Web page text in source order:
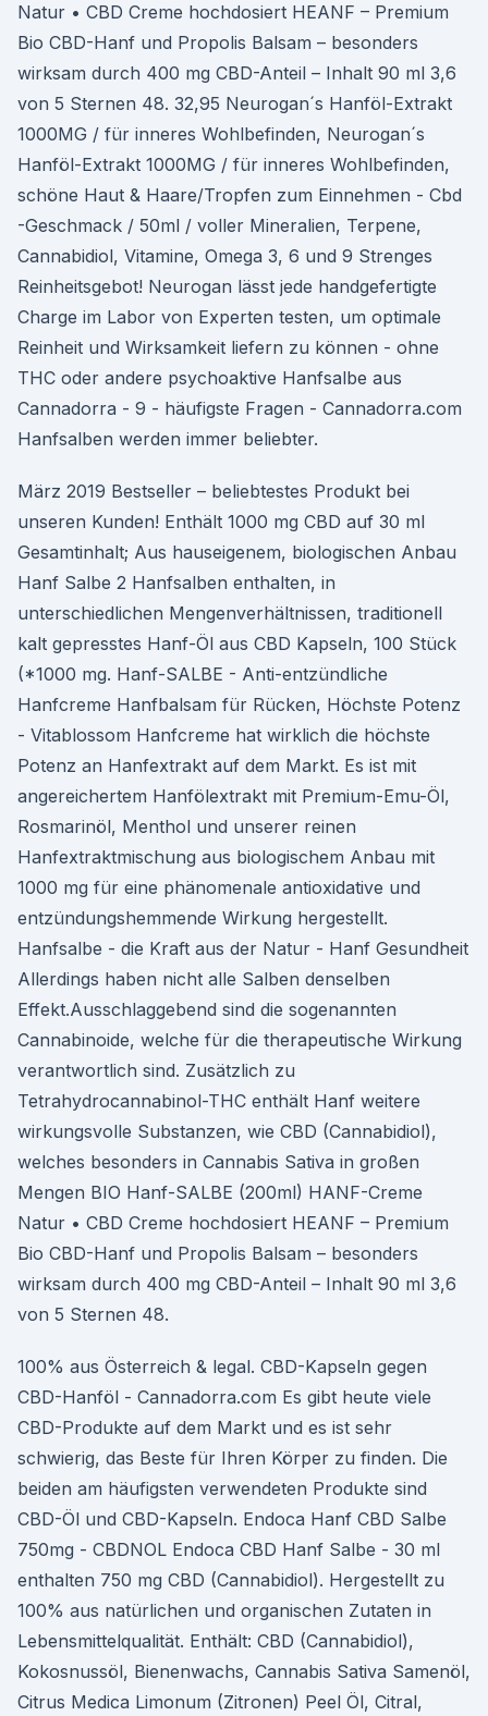
Natur • CBD Creme hochdosiert HEANF – Premium
Bio CBD-Hanf und Propolis Balsam – besonders
wirksam durch 400 mg CBD-Anteil – Inhalt 90 ml 3,6
von 5 Sternen 48. 32,95 Neurogan´s Hanföl-Extrakt
1000MG / für inneres Wohlbefinden, Neurogan´s
Hanföl-Extrakt 1000MG / für inneres Wohlbefinden,
schöne Haut & Haare/Tropfen zum Einnehmen - Cbd
-Geschmack / 50ml / voller Mineralien, Terpene,
Cannabidiol, Vitamine, Omega 3, 6 und 9 Strenges
Reinheitsgebot! Neurogan lässt jede handgefertigte
Charge im Labor von Experten testen, um optimale
Reinheit und Wirksamkeit liefern zu können - ohne
THC oder andere psychoaktive Hanfsalbe aus
Cannadorra - 9 - häufigste Fragen - Cannadorra.com
Hanfsalben werden immer beliebter.
März 2019 Bestseller – beliebtestes Produkt bei
unseren Kunden! Enthält 1000 mg CBD auf 30 ml
Gesamtinhalt; Aus hauseigenem, biologischen Anbau
Hanf Salbe 2 Hanfsalben enthalten, in
unterschiedlichen Mengenverhältnissen, traditionell
kalt gepresstes Hanf-Öl aus CBD Kapseln, 100 Stück
(*1000 mg. Hanf-SALBE - Anti-entzündliche
Hanfcreme Hanfbalsam für Rücken, Höchste Potenz
- Vitablossom Hanfcreme hat wirklich die höchste
Potenz an Hanfextrakt auf dem Markt. Es ist mit
angereichertem Hanfölextrakt mit Premium-Emu-Öl,
Rosmarinöl, Menthol und unserer reinen
Hanfextraktmischung aus biologischem Anbau mit
1000 mg für eine phänomenale antioxidative und
entzündungshemmende Wirkung hergestellt.
Hanfsalbe - die Kraft aus der Natur - Hanf Gesundheit
Allerdings haben nicht alle Salben denselben
Effekt.Ausschlaggebend sind die sogenannten
Cannabinoide, welche für die therapeutische Wirkung
verantwortlich sind. Zusätzlich zu
Tetrahydrocannabinol-THC enthält Hanf weitere
wirkungsvolle Substanzen, wie CBD (Cannabidiol),
welches besonders in Cannabis Sativa in großen
Mengen BIO Hanf-SALBE (200ml) HANF-Creme
Natur • CBD Creme hochdosiert HEANF – Premium
Bio CBD-Hanf und Propolis Balsam – besonders
wirksam durch 400 mg CBD-Anteil – Inhalt 90 ml 3,6
von 5 Sternen 48.
100% aus Österreich & legal. CBD-Kapseln gegen
CBD-Hanföl - Cannadorra.com Es gibt heute viele
CBD-Produkte auf dem Markt und es ist sehr
schwierig, das Beste für Ihren Körper zu finden. Die
beiden am häufigsten verwendeten Produkte sind
CBD-Öl und CBD-Kapseln. Endoca Hanf CBD Salbe
750mg - CBDNOL Endoca CBD Hanf Salbe - 30 ml
enthalten 750 mg CBD (Cannabidiol). Hergestellt zu
100% aus natürlichen und organischen Zutaten in
Lebensmittelqualität. Enthält: CBD (Cannabidiol),
Kokosnussöl, Bienenwachs, Cannabis Sativa Samenöl,
Citrus Medica Limonum (Zitronen) Peel Öl, Citral,